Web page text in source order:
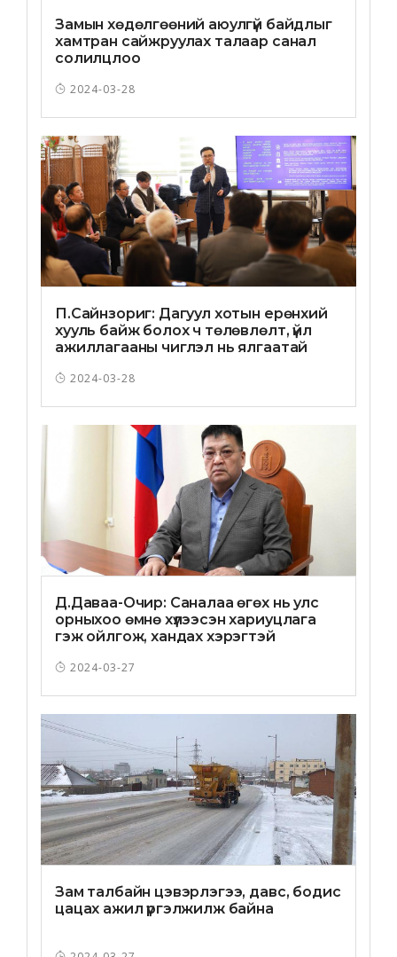
Замын хөдөлгөөний аюулгүй байдлыг
хамтран сайжруулах талаар санал
солилцлоо
2024-03-28
П.Сайнзориг: Дагуул хотын ерөнхий
хууль байж болох ч төлөвлөлт, үйл
ажиллагааны чиглэл нь ялгаатай
2024-03-28
Д.Даваа-Oчир: Саналаа өгөх нь улс
орныхоо өмнө хүлээсэн хариуцлага
гэж ойлгож, хандах хэрэгтэй
2024-03-27
Зам талбайн цэвэрлэгээ, давс, бодис
цацах ажил үргэлжилж байна